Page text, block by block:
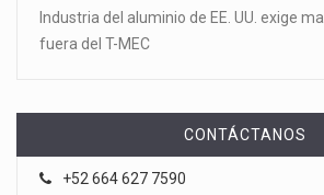
Industria del aluminio de EE. UU. exige
fuera del T-MEC
CONTÁCTANOS
+52 664 627 7590